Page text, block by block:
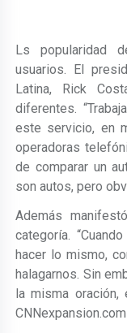
Ls popularidad
usuarios. El
Latina, Rick
diferentes.
este servicio, en
operadoras
de comparar un
son autos, pero
Además
categoría.
hacer lo mismo,
halagarnos. Sin
la misma oración,
CNNexpansion.com